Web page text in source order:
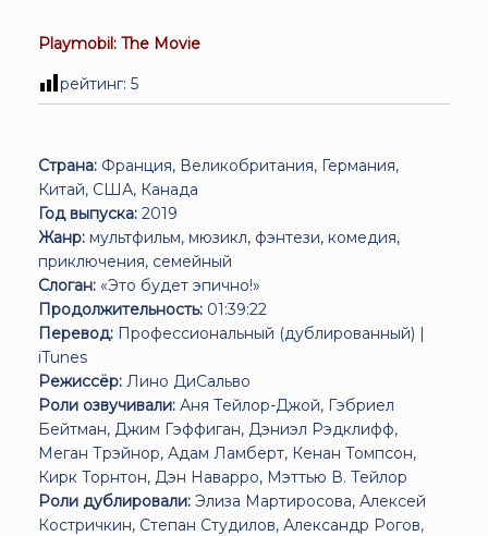
Playmobil: The Movie
рейтинг: 5
Страна: Франция, Великобритания, Германия,
Китай, США, Канада
Год выпуска: 2019
Жанр: мультфильм, мюзикл, фэнтези, комедия,
приключения, семейный
Слоган: «Это будет эпично!»
Продолжительность: 01:39:22
Перевод: Профессиональный (дублированный) |
iTunes
Режиссёр: Лино ДиСальво
Роли озвучивали: Аня Тейлор-Джой, Гэбриел
Бейтман, Джим Гэффиган, Дэниэл Рэдклифф,
Меган Трэйнор, Адам Ламберт, Кенан Томпсон,
Кирк Торнтон, Дэн Наварро, Мэттью В. Тейлор
Роли дублировали: Элиза Мартиросова, Алексей
Костричкин, Степан Студилов, Александр Рогов,